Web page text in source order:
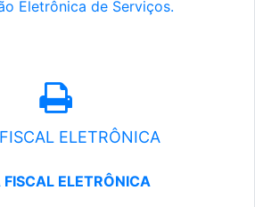
Eletrônica de Serviços.
ELETRÔNICA
FISCAL ELETRÔNICA